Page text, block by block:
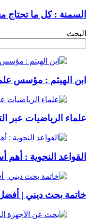
السمنة : كل ما تحتاج
البحث
ابن الهيثم : مؤسس علم
علماء الرياضيات عبر
القواعد النحوية :
خاتمة بحث ديني | أفضل 10 نماذج جاهزة تصلح لجميع الأبحاث الدينية + خطوات كتابة بحث